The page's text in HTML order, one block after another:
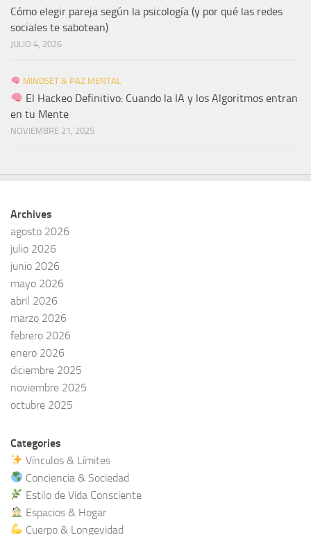
Cómo elegir pareja según la psicología (y por qué las redes
sociales te sabotean)
JULIO 4, 2026
MINDSET & PAZ MENTAL
El Hackeo Definitivo: Cuando la IA y los Algoritmos entran
en tu Mente
NOVIEMBRE 21, 2025
Archives
agosto 2026
julio 2026
junio 2026
mayo 2026
abril 2026
marzo 2026
febrero 2026
enero 2026
diciembre 2025
noviembre 2025
octubre 2025
Categories
Vínculos & Límites
Conciencia & Sociedad
Estilo de Vida Consciente
Espacios & Hogar
Cuerpo & Longevidad